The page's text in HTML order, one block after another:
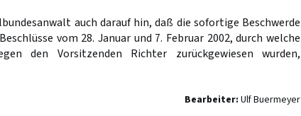
auch darauf hin, daß die sofortige Beschwerde
vom 28. Januar und 7. Februar 2002, durch welche
den Vorsitzenden Richter zurückgewiesen wurden,
Bearbeiter: Ulf Buermeyer